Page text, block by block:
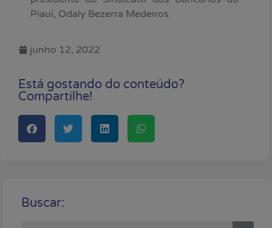
Piauí, Odaly Bezerra Medeiros.
junho 12, 2022
Está gostando do conteúdo?
Compartilhe!
Buscar: